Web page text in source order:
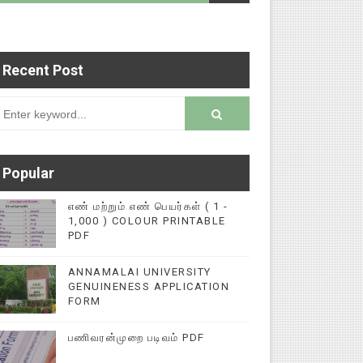
கல்விச் செய்தி இணையதளத்தில் பதிவு
Recent Post
Popular
எண் மற்றும் எண் பெயர்கள் ( 1 -
1,000 ) COLOUR PRINTABLE
PDF
ANNAMALAI UNIVERSITY
GENUINENESS APPLICATION
FORM
பணிவரன்முறை படிவம் PDF